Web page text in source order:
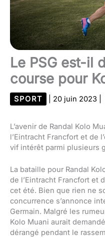
Le PSG est-il
course pour
SPORT 20 juin 2023
L’avenir de Randal Kolo
l’Eintracht Francfort et de
vif intérêt parmi plusieurs
La bataille pour Randal
de l’Eintracht Francfort et
cet été. Bien que rien ne
concurrence s’annonce
Germain. Malgré les
Kolo Muani aurait
dérangé pendant le